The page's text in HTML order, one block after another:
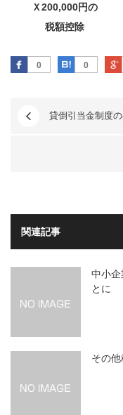
Ｘ200,000円の
税額控除
0
Facebook 0
はてなブ
貸倒引当金制度
関連記事
中小企
とに
その